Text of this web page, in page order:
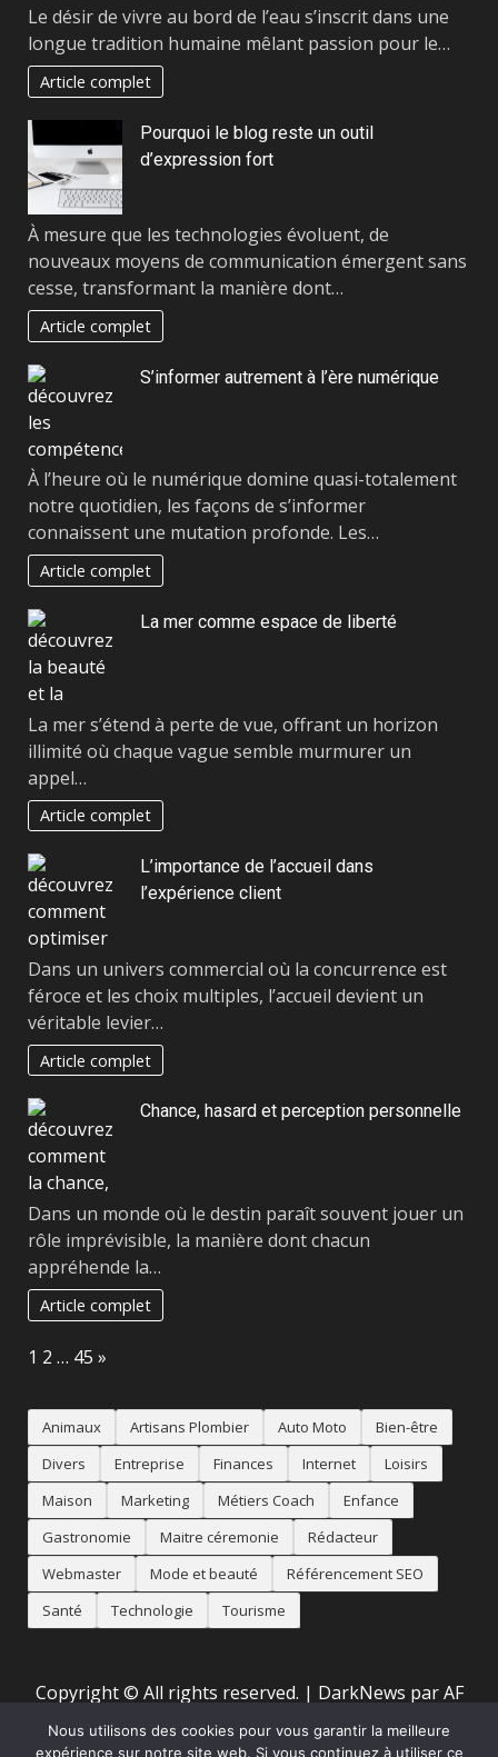
Le désir de vivre au bord de l’eau s’inscrit dans une
longue tradition humaine mêlant passion pour le…
Article complet
Pourquoi le blog reste un outil
d’expression fort
À mesure que les technologies évoluent, de
nouveaux moyens de communication émergent sans
cesse, transformant la manière dont…
Article complet
S’informer autrement à l’ère numérique
À l’heure où le numérique domine quasi-totalement
notre quotidien, les façons de s’informer
connaissent une mutation profonde. Les…
Article complet
La mer comme espace de liberté
La mer s’étend à perte de vue, offrant un horizon
illimité où chaque vague semble murmurer un
appel…
Article complet
L’importance de l’accueil dans
l’expérience client
Dans un univers commercial où la concurrence est
féroce et les choix multiples, l’accueil devient un
véritable levier…
Article complet
Chance, hasard et perception personnelle
Dans un monde où le destin paraît souvent jouer un
rôle imprévisible, la manière dont chacun
appréhende la…
Article complet
Page:
1 2 … 45 Next
»
Animaux Artisans Plombier Auto Moto
Bien-être
Divers
Entreprise Finances Internet
Loisirs
Maison
Marketing Métiers Coach
Enfance
Gastronomie
Maitre céremonie
Rédacteur
Webmaster
Mode et beauté
Référencement SEO
Santé
Technologie Tourisme
Copyright © All rights reserved. | DarkNews par AF
Nous utilisons des cookies pour vous garantir la meilleure
expérience sur notre site web. Si vous continuez à utiliser ce